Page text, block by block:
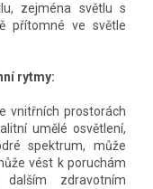
zejména světlu s
přítomné ve světle
rytmy:
vnitřních prostorách
umělé osvětlení,
spektrum, může
vést k poruchám
zdravotním